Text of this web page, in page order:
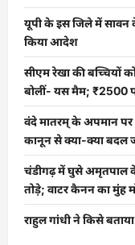
यूपी के इस जिले में सावन
किया आदेश
सीएम रेखा की बच्चियों
बोलीं- यस मैम; ₹2500
वंदे मातरम् के अपमान
कानून से क्या-क्या बदल
चंडीगढ़ में घुसे अमृतपाल के
तोड़े; वाटर कैनन का मुंह
राहुल गांधी ने किसे